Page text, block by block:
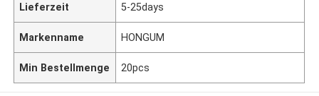
Lieferzeit 5-25days
Markenname HONGUM
Min Bestellmenge 20pcs